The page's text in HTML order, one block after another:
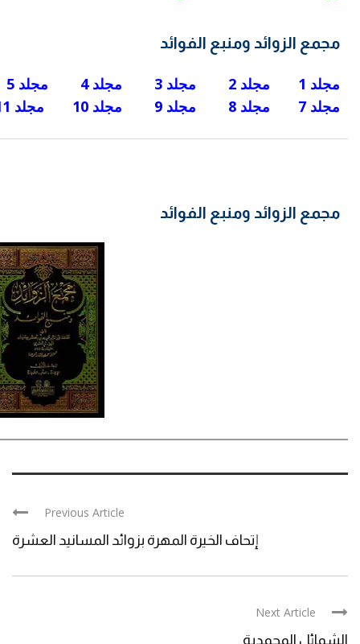
مجمع الزوائد ومنبع الفوائد
مجلد 1 مجلد 2 مجلد 3 مجلد 4
مجلد 5
مجلد 7
مجلد 8 مجلد 9 مجلد 10 مجلد 11
مجمع الزوائد ومنبع الفوائد
Previous Article
إتحاف الخيرة المهرة بزوائد المسانيد العشرة
Next Article
الشمائل المحمدية